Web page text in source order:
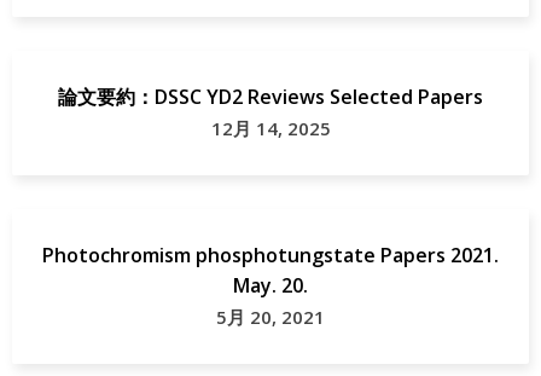
論文要約：DSSC YD2 Reviews Selected Papers
12月 14, 2025
Photochromism phosphotungstate Papers 2021.
May. 20.
5月 20, 2021